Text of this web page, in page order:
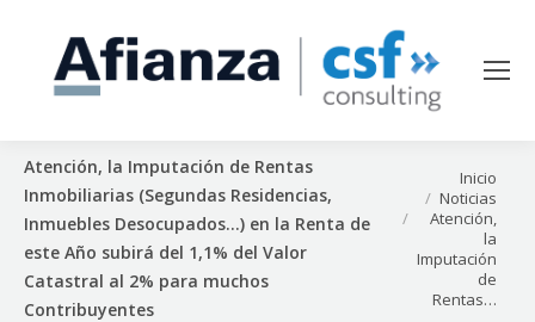
Atención, la Imputación de Rentas
Inmobiliarias (Segundas Residencias,
Inmuebles Desocupados…) en la Renta de
este Año subirá del 1,1% del Valor
Catastral al 2% para muchos
Contribuyentes
Estás aquí:Inicio
Noticias
Atención,
la
Imputación
de
Rentas…